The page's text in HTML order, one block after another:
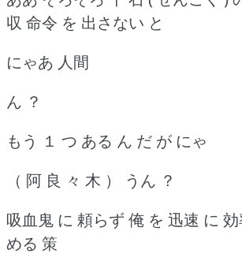
収 命令 を 出さない と
にゃあ 人間
ん ？
もう １ つ ある ん だ が にゃ
（ 阿 良 々 木 ） うん ？
吸血鬼 に 頼らず 俺 を 迅速 に
める 策